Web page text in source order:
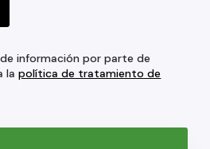
información por parte de
lapolítica de tratamiento de